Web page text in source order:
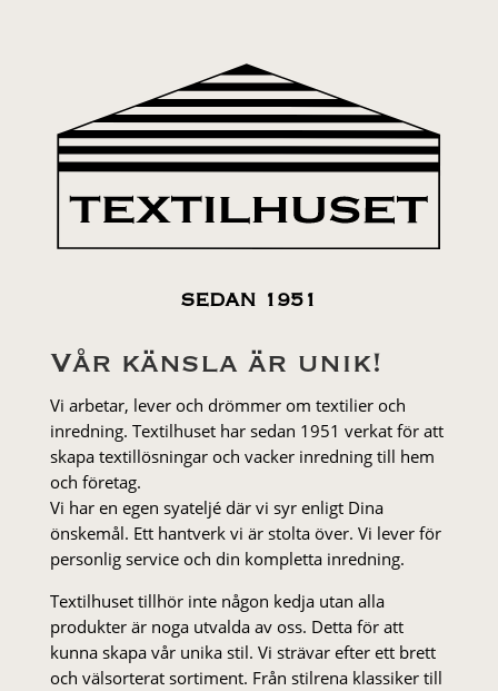
SEDAN 1951
Vår känsla är unik!
Vi arbetar, lever och drömmer om textilier och
inredning. Textilhuset har sedan 1951 verkat för att
skapa textillösningar och vacker inredning till hem
och företag.
Vi har en egen syateljé där vi syr enligt Dina
önskemål. Ett hantverk vi är stolta över. Vi lever för
personlig service och din kompletta inredning.
Textilhuset tillhör inte någon kedja utan alla
produkter är noga utvalda av oss. Detta för att
kunna skapa vår unika stil. Vi strä­var efter ett brett
och välsorterat sor­ti­ment. Från stil­rena klas­siker till